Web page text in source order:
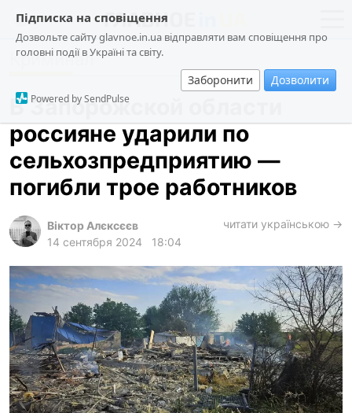
Підписка на сповіщення
Дозвольте сайту glavnoe.in.ua відправляти вам сповіщення про
головні події в Україні та світу.
Заборонити Дозволити
Powered by SendPulse
новости
о проекте
общество
происшествия
криминал
техно
харьков
архив
gambling
ua ru en
Криминал
В Запорожской области
россияне ударили по
сельхозпредприятию —
погибли трое работников
Віктор Алєксєєв
14 сентября 2024
18:04
читати українською →